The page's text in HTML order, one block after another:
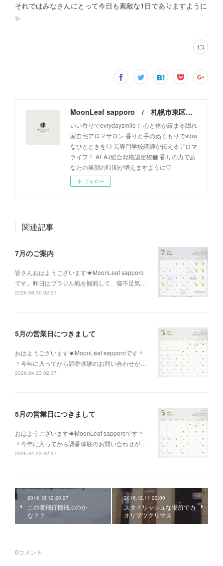
それではみなさんにとって今日も素敵な1日でありますように
✨
MoonLeaf sapporo / 札幌市東区の100種類以上の香りが楽しめるアロマスクール＆トリートメントサロン
いい香りでevrydaysmile！ 心と体が緩まる隠れ
家自宅アロマサロン 香りと手のぬくもりでslow
なひとときを◎ 元専門学校講師が伝えるアロマ
ライフ！ AEAJ総合資格認定校🏫 香りの力であ
なたの笑顔の時間が増えますように♡
フォロー
関連記事
7月のご案内
皆さんおはようございます☀MoonLeaf sapporo
です。昨日はブラジル戦を観戦して、寝不足気…
2026.06.30 02:21
5月の営業日につきまして
おはようございます☀MoonLeaf sapporoです＾
＾今年に入ってから調香体験のお問い合わせが…
2026.04.23 02:37
5月の営業日につきまして
おはようございます☀MoonLeaf sapporoです＾
＾今年に入ってから調香体験のお問い合わせが…
2026.04.23 02:37
2016.12.12 23:27
この雪飛行機飛ぶのか
な？？
2016.12.11 22:00
スタイリッシュな場所でカ
オリヲツクリマス
0コメント